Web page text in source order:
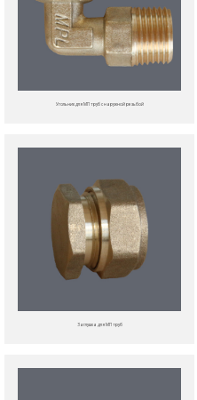
Угольник для МП труб с наружной резьбой
Заглушка для МП труб